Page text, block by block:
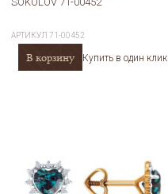
АРТИКУЛ71-00452
В корзину Купить в один клик